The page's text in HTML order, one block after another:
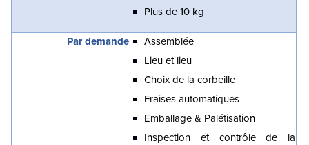
Plus de 10 kg
Par demande
Assemblée
Lieu et lieu
Choix de la corbeille
Fraises automatiques
Emballage & Palétisation
Inspection et contrôle de la